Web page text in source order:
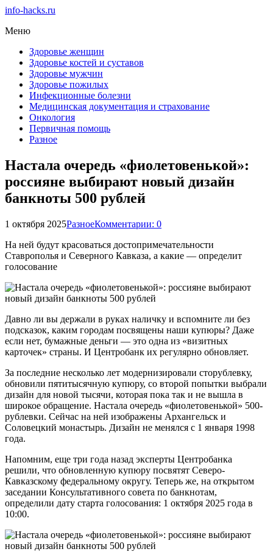
info-hacks.ru
Меню
Здоровье женщин
Здоровье костей и суставов
Здоровье мужчин
Здоровье пожилых
Инфекционные болезни
Медицинская документация и страхование
Онкология
Первичная помощь
Разное
Настала очередь «фиолетовенькой»:
россияне выбирают новый дизайн
банкноты 500 рублей
1 октября 2025РазноеКомментарии: 0
На ней будут красоваться достопримечательности
Ставрополья и Северного Кавказа, а какие — определит
голосование
Давно ли вы держали в руках наличку и вспомните ли без
подсказок, каким городам посвящены наши купюры? Даже
если нет, бумажные деньги — это одна из «визитных
карточек» страны. И Центробанк их регулярно обновляет.
За последние несколько лет модернизировали сторублевку,
обновили пятитысячную купюру, со второй попытки выбрали
дизайн для новой тысячи, которая пока так и не вышла в
широкое обращение. Настала очередь «фиолетовенькой» 500-
рублевки. Сейчас на ней изображены Архангельск и
Соловецкий монастырь. Дизайн не менялся с 1 января 1998
года.
Напомним, еще три года назад эксперты Центробанка
решили, что обновленную купюру посвятят Северо-
Кавказскому федеральному округу. Теперь же, на открытом
заседании Консультативного совета по банкнотам,
определили дату старта голосования: 1 октября 2025 года в
10:00.